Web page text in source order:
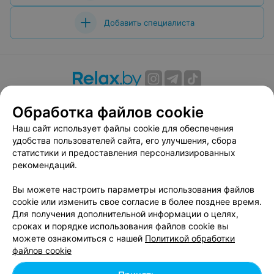
Добавить специалиста
Вакансии
Публичный договор
Способы оплаты
Публичный договор по использованию сервиса
«Афиша»
Пользовательское соглашение
Связаться по вопросам сотрудничества
Написать руководителю relax.by
Персональные настройки cookie
Обработка персональных данных
Обработка файлов cookie
Наш сайт использует файлы cookie для обеспечения
удобства пользователей сайта, его улучшения, сбора
статистики и предоставления персонализированных
рекомендаций.
Вы можете настроить параметры использования файлов
cookie или изменить свое согласие в более позднее время.
Для получения дополнительной информации о целях,
сроках и порядке использования файлов cookie вы
можете ознакомиться с нашей Политикой обработки
файлов cookie